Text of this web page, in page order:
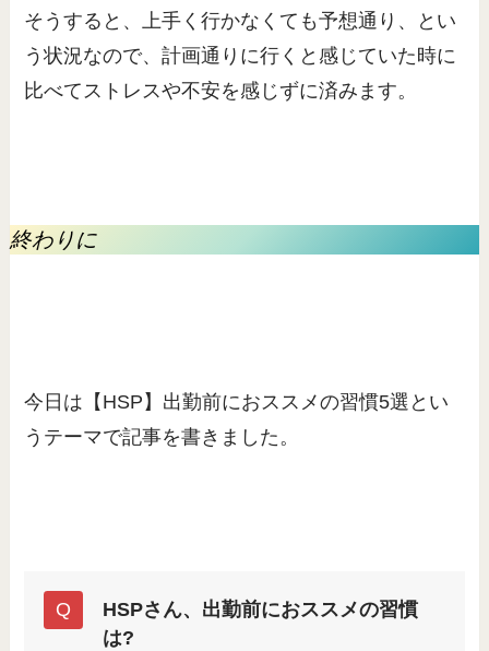
そうすると、上手く行かなくても予想通り、とい
う状況なので、計画通りに行くと感じていた時に
比べてストレスや不安を感じずに済みます。
終わりに
今日は【HSP】出勤前におススメの習慣5選とい
うテーマで記事を書きました。
HSPさん、出勤前におススメの習慣
は?